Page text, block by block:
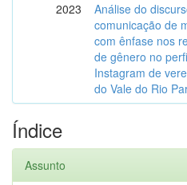
2023
Análise do
comunicação de
com ênfase nos
de gênero no
Instagram de
do Vale do Rio
Índice
Assunto